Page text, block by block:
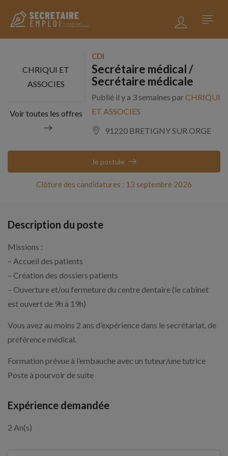
CHRIQUI ET
ASSOCIES
Voir toutes les offres
CDI
Secrétaire médical /
Secrétaire médicale
Publié il y a 3 semaines parCHRIQUI
ET ASSOCIES
91220 BRETIGNY SUR ORGE
Clôture des candidatures : 13 septembre 2026
Je postule
Description du poste
Missions :
– Accueil des patients
– Création des dossiers patients
– Ouverture et/ou fermeture du centre dentaire (le cabinet
est ouvert de 9h à 19h)
Vous avez au moins 2 ans d’expérience dans le secrétariat, de
préférence médical.
Formation prévue à l’embauche avec un tuteur/une tutrice
Poste à pourvoir de suite
Expérience demandée
2 An(s)